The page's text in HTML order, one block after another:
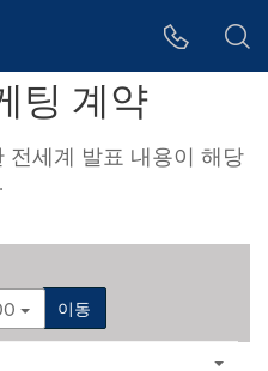
팅 계약
전세계 발표 내용이 해당
이동